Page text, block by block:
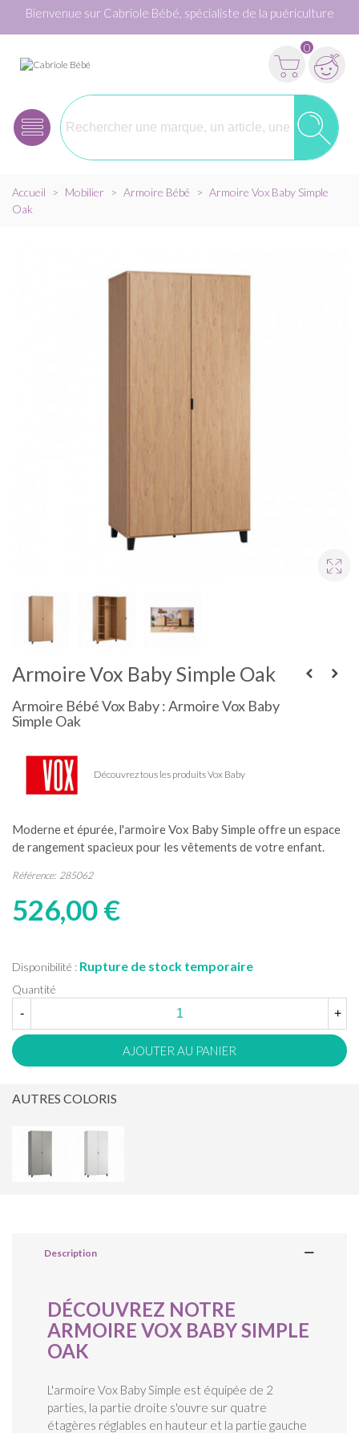
Bienvenue sur Cabriole Bébé, spécialiste de la puériculture
0
Accueil > Mobilier > Armoire Bébé > Armoire Vox Baby Simple
Oak
Armoire Vox Baby Simple Oak
Armoire Bébé Vox Baby : Armoire Vox Baby
Simple Oak
Découvrez tous les produits Vox Baby
Moderne et épurée, l'armoire Vox Baby Simple offre un espace
de rangement spacieux pour les vêtements de votre enfant.
Référence: 285062
526,00 €
Disponibilité : Rupture de stock temporaire
Quantité
-
+
AJOUTER AU PANIER
AUTRES COLORIS
Description
DÉCOUVREZ NOTRE
ARMOIRE VOX BABY SIMPLE
OAK
L'armoire Vox Baby Simple est équipée de 2
parties, la partie droite s'ouvre sur quatre
étagères réglables en hauteur et la partie gauche